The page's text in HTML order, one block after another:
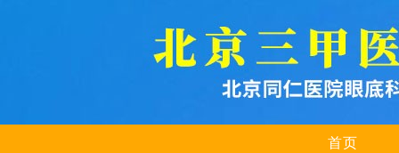
首页